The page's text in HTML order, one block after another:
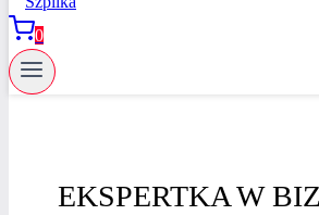
0
EKSPERTKA W